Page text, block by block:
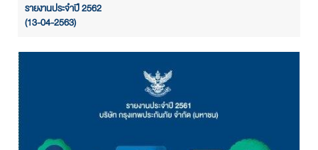
รายงานประจำปี 2562
(13-04-2563)